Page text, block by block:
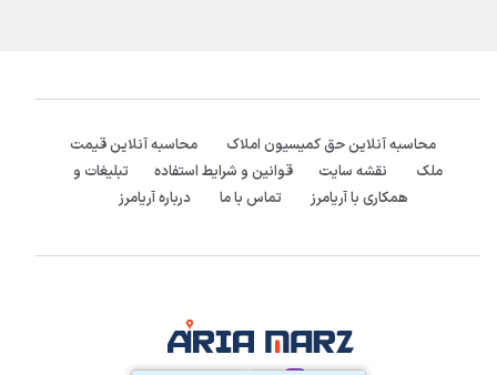
محاسبه آنلاین حق کمیسیون املاک
محاسبه آنلاین قیمت
ملک
نقشه سایت قوانین و شرایط استفاده
تبلیغات و
همکاری با آریامرز
تماس با ما درباره آریامرز